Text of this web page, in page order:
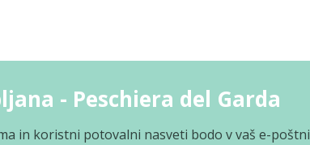
- Peschiera del Garda
in koristni potovalni nasveti bodo v vaš e-poštni